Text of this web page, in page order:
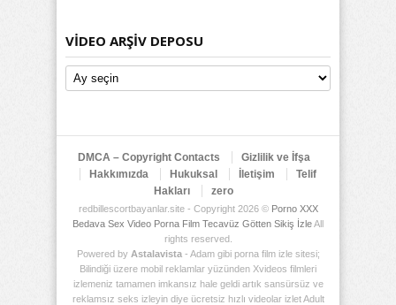
VIDEO ARŞIV DEPOSU
Video
Arşiv
DMCA – Copyright Contacts
Gizlilik ve İfşa
Hakkımızda
Hukuksal İletişim
Telif
Hakları
zero
redbillescortbayanlar.site - Copyright 2026 © Porno XXX
Bedava Sex Video Porna Film Tecavüz Götten Sikiş İzleAll
rights reserved.
Powered by Astalavista- Adam gibi porna film izle sitesi;
Bilindiği üzere mobil reklamlar yüzünden Xvideos filmleri
izlemeniz tamamen imkansız hale geldi artık sansürsüz ve
reklamsız seks izleyin diye ücretsiz hızlı videolar izlet Adult